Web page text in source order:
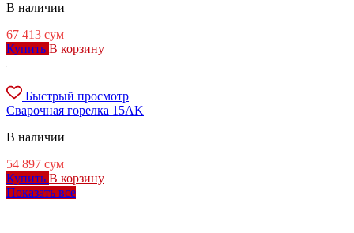
В наличии
67 413 сум
Купить В корзину
Быстрый просмотр
Сварочная горелка 15AK
В наличии
54 897 сум
Купить В корзину
Показать все